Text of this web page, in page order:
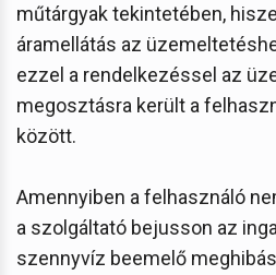
műtárgyak tekintetében,
áramellátás az
ezzel a rendelkezéssel az
megosztásra került a
között.
Amennyiben a felhasználó
a szolgáltató bejusson az
szennyvíz beemelő